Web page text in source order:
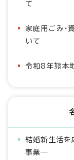
て
家庭用ごみ・
いて
令和8年熊本
結婚新生活を
事業―